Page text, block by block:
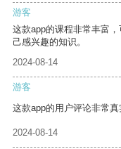
游客
这款app的课程非常丰富
己感兴趣的知识。
2024-08-14
游客
这款app的用户评论非常真
2024-08-14